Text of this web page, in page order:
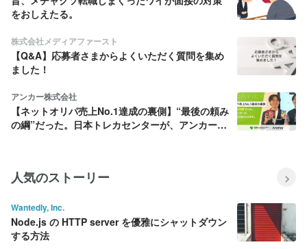
をおしえたる。
株式会社メディアファースト
【Q&A】応募者さまからよくいただく質問を集め
ました！
アンカー株式会社
【ネットオリパ売上No.1達成の裏側】“最後の頼み
の綱”だった。日本トレカセンターが、アンカーと
人気のストーリー
Wantedly, Inc.
Node.js の HTTP server を優雅にシャットダウン
する方法